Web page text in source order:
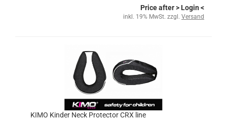
Price after> Login <
inkl. 19% MwSt. zzgl. Versand
KIMO Kinder Neck Protector CRX line